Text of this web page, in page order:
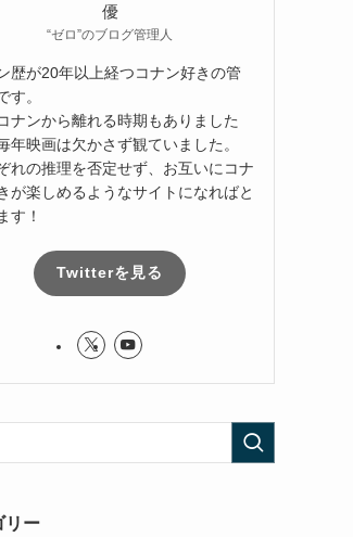
優
“ゼロ”のブログ管理人
歴が20年以上経つコナン好きの管
す。
ナンから離れる時期もありました
年映画は欠かさず観ていました。
れの推理を否定せず、お互いにコナ
が楽しめるようなサイトになればと
す！
Twitterを見る
リー